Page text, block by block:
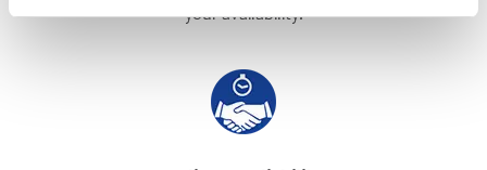
your availability.